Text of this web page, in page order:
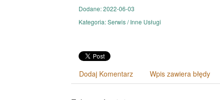
Dodane: 2022-06-03
Kategoria: Serwis / Inne Usługi
Dodaj Komentarz Wpis zawiera błędy